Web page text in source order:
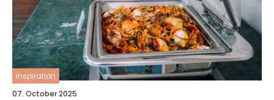
inspiration
07. October 2025